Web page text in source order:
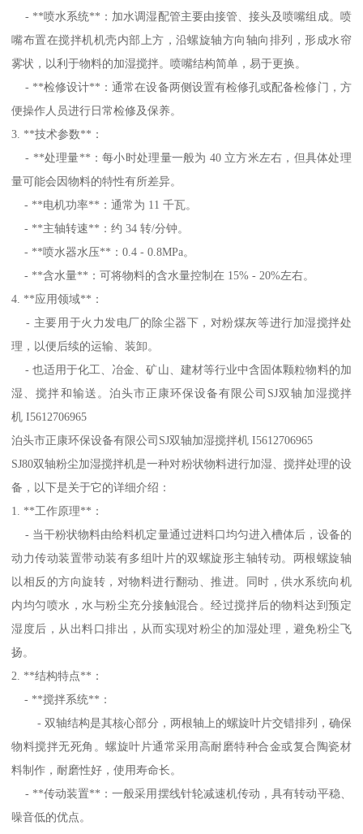
- **喷水系统**：加水调湿配管主要由接管、接头及喷嘴组成。喷
嘴布置在搅拌机机壳内部上方，沿螺旋轴方向轴向排列，形成水帘
雾状，以利于物料的加湿搅拌。喷嘴结构简单，易于更换。
- **检修设计**：通常在设备两侧设置有检修孔或配备检修门，方
便操作人员进行日常检修及保养。
3. **技术参数**：
- **处理量**：每小时处理量一般为 40 立方米左右，但具体处理
量可能会因物料的特性有所差异。
- **电机功率**：通常为 11 千瓦。
- **主轴转速**：约 34 转/分钟。
- **喷水器水压**：0.4 - 0.8MPa。
- **含水量**：可将物料的含水量控制在 15% - 20%左右。
4. **应用领域**：
- 主要用于火力发电厂的除尘器下，对粉煤灰等进行加湿搅拌处
理，以便后续的运输、装卸。
- 也适用于化工、冶金、矿山、建材等行业中含固体颗粒物料的加
湿、搅拌和输送。泊头市正康环保设备有限公司SJ双轴加湿搅拌
机 I5612706965
泊头市正康环保设备有限公司SJ双轴加湿搅拌机 I5612706965
SJ80双轴粉尘加湿搅拌机是一种对粉状物料进行加湿、搅拌处理的设
备，以下是关于它的详细介绍：
1. **工作原理**：
- 当干粉状物料由给料机定量通过进料口均匀进入槽体后，设备的
动力传动装置带动装有多组叶片的双螺旋形主轴转动。两根螺旋轴
以相反的方向旋转，对物料进行翻动、推进。同时，供水系统向机
内均匀喷水，水与粉尘充分接触混合。经过搅拌后的物料达到预定
湿度后，从出料口排出，从而实现对粉尘的加湿处理，避免粉尘飞
扬。
2. **结构特点**：
- **搅拌系统**：
- 双轴结构是其核心部分，两根轴上的螺旋叶片交错排列，确保
物料搅拌无死角。螺旋叶片通常采用高耐磨特种合金或复合陶瓷材
料制作，耐磨性好，使用寿命长。
- **传动装置**：一般采用摆线针轮减速机传动，具有转动平稳、
噪音低的优点。